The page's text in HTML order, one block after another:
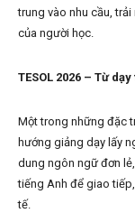
trung vào nhu cầu,
của người học.
TESOL 2026 – Từ
Một trong những đặc
hướng giảng dạy lấy
dung ngôn ngữ đơn
tiếng Anh để giao
tế.